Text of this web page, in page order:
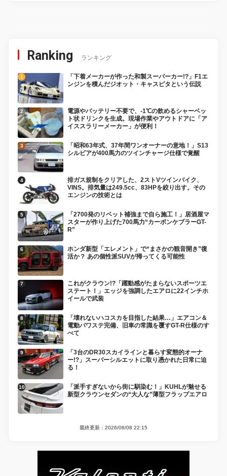
Ranking ランキング
「下着メーカーが作った和製スーパーカー!?」F1エ
ンジンを積んだジオット・キャスピタという伝説
電源やバッテリー不要で、-1℃の飲めるシャーベッ
ト状ドリンクを生成。現場作業やアウトドアに「ア
イススラリーメーカー」が便利！
「昭和63年式、37年間ワンオーナーの意地！」S13
シルビアが400馬力のツインチャージ仕様で覚醒
排ガス規制をクリアした、2ストVツインバイク、
VINS。排気量は249.5cc、83HPを絞り出す。その
エンジンの技術とは
「2700発のリベット補強まで自ら施工！」居酒屋マ
スターが作り上げた700馬力“カーボンケブラーGT-
R”
ホンダ新型「エレメント」で“まさかの観音開き”復
活か？ あの個性派SUVが帰ってくる可能性
これがクラウン!?「躍動感がたまらないスポーツエ
ステート！」エッジを強調したエアロに22インチホ
イールで武装
「壊れないハコスカを目指した結果…」エアコン＆
電動パワステ完備、旧車の常識を覆すGT-R仕様のす
べて
「3台のDR30スカイラインと暮らす変態的オーナ
ー!?」スーパーシルエットに取り憑かれた日常に迫
る！
「派手すぎないから街に馴染む！」KUHLが魅せる
新型クラウンセダンの“大人な”薄型フラップエアロ
最終更新：2026/08/08 22:15